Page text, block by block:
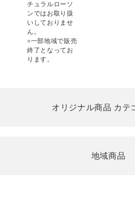
チュラルローソ
ンではお取り扱
いしておりませ
ん。
※一部地域で販売
終了となってお
ります。
オリジナル商品 カテ
地域商品